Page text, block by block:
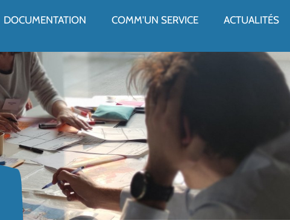
DOCUMENTATION COMM'UN SERVICE ACTUALITÉS